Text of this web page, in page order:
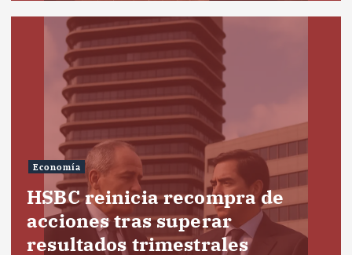
Economía
HSBC reinicia recompra de
acciones tras superar
resultados trimestrales